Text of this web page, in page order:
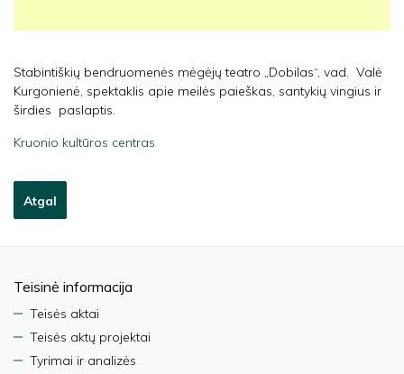
Stabintiškių bendruomenės mėgėjų teatro „Dobilas“, vad. Valė
Kurgonienė, spektaklis apie meilės paieškas, santykių vingius ir
širdies paslaptis.
Kruonio kultūros centras
Atgal
Teisinė informacija
Teisės aktai
Teisės aktų projektai
Tyrimai ir analizės